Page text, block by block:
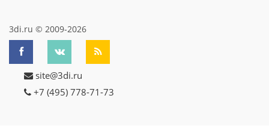
3di.ru © 2009-2026
site@3di.ru
+7 (495) 778-71-73